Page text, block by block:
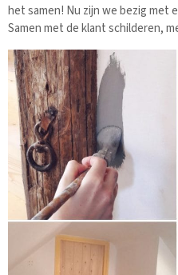
het samen! Nu zijn we bezig met
Samen met de klant schilderen,